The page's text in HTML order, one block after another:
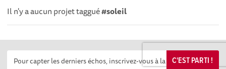
Il n'y a aucun projet taggué#soleil
C'EST PARTI !